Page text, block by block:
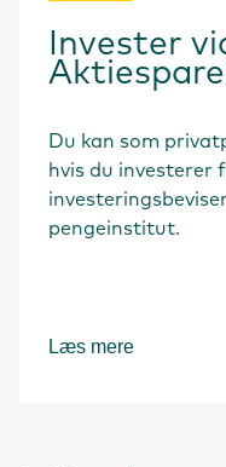
Invester
Du kan som
hvis du investerer
pengeinstitut.
Læs mere